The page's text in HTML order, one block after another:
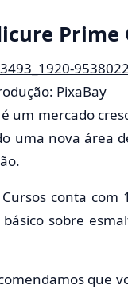
Prime
PixaBay
um mercado
uma nova área
conta com
sobre
que